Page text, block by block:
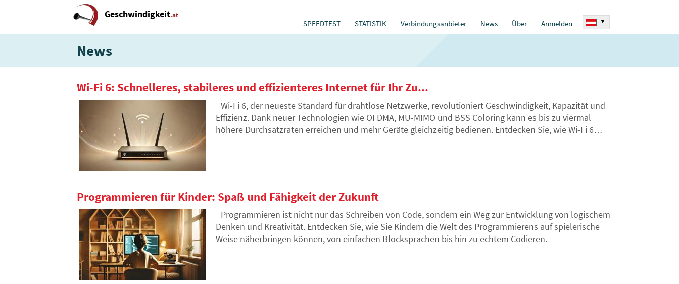
Geschwindigkeit.at
SPEEDTEST STATISTIK Verbindungsanbieter News Über Anmelden ▾
News
Wi-Fi 6: Schnelleres, stabileres und effizienteres Internet für Ihr Zu...
Wi-Fi 6, der neueste Standard für drahtlose Netzwerke, revolutioniert Geschwindigkeit, Kapazität und
Effizienz. Dank neuer Technologien wie OFDMA, MU-MIMO und BSS Coloring kann es bis zu viermal
höhere Durchsatzraten erreichen und mehr Geräte gleichzeitig bedienen. Entdecken Sie, wie Wi-Fi 6
Programmieren für Kinder: Spaß und Fähigkeit der Zukunft
Programmieren ist nicht nur das Schreiben von Code, sondern ein Weg zur Entwicklung von logischem
Denken und Kreativität. Entdecken Sie, wie Sie Kindern die Welt des Programmierens auf spielerische
Weise näherbringen können, von einfachen Blocksprachen bis hin zu echtem Codieren.